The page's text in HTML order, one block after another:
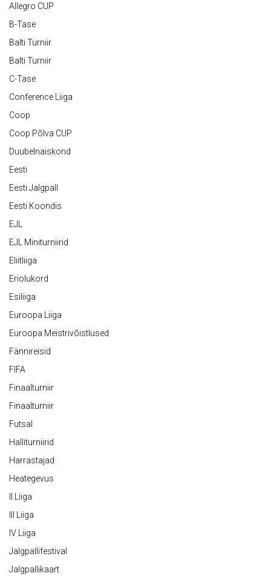
Allegro CUP
B-Tase
Balti Turniir
Balti Turniir
C-Tase
Conference Liiga
Coop
Coop Põlva CUP
Duubelnaiskond
Eesti
Eesti Jalgpall
Eesti Koondis
EJL
EJL Miniturniirid
Eliitliiga
Eriolukord
Esiliiga
Euroopa Liiga
Euroopa Meistrivõistlused
Fännireisid
FIFA
Finaalturniir
Finaalturniir
Futsal
Halliturniirid
Harrastajad
Heategevus
II Liiga
III Liiga
IV Liiga
Jalgpallifestival
Jalgpallikaart